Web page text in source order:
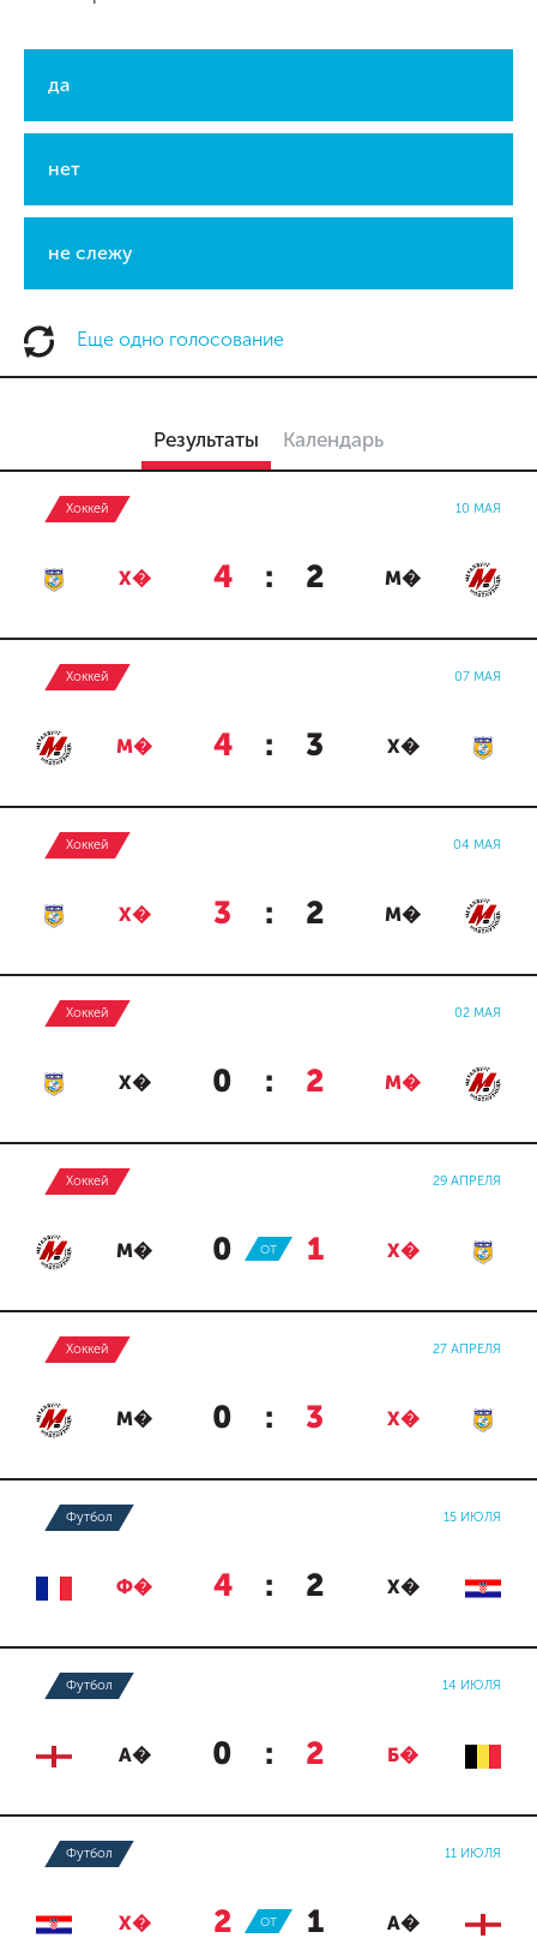
да
нет
не слежу
Еще одно голосование
Результаты Календарь
Хоккей 10 МАЯ
Х� 4 : 2 М�
Хоккей 07 МАЯ
М� 4 : 3 Х�
Хоккей 04 МАЯ
Х� 3 : 2 М�
Хоккей 02 МАЯ
Х� 0 : 2 М�
Хоккей 29 АПРЕЛЯ
М� 0 : 1 Х�
ОТ
Хоккей 27 АПРЕЛЯ
М� 0 : 3 Х�
Футбол 15 ИЮЛЯ
Ф� 4 : 2 Х�
Футбол 14 ИЮЛЯ
А� 0 : 2 Б�
Футбол 11 ИЮЛЯ
Х� 2 : 1 А�
ОТ